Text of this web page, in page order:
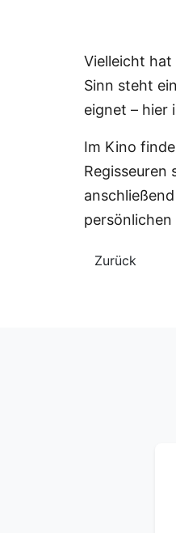
Vielleicht
Sinn steht
eignet – hier
Im Kino
Regisseuren
Zurück